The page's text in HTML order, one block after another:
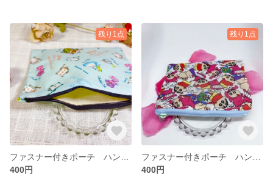
残り1点
400円
残り1点
400円